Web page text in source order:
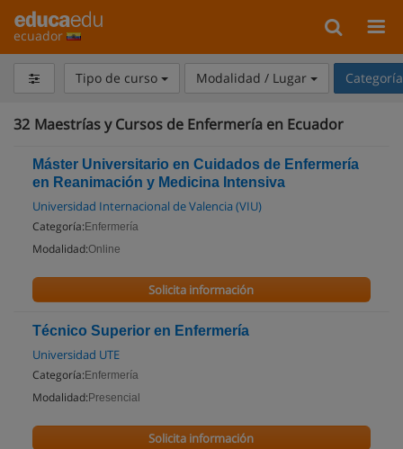
ecuador
Tipo de curso Modalidad / Lugar
32 Maestrías y Cursos de Enfermería en Ecuador
Máster Universitario en Cuidados de Enfermería
en Reanimación y Medicina Intensiva
Universidad Internacional de Valencia (VIU)
Categoría: Enfermería
Modalidad:Online
Solicita información
Técnico Superior en Enfermería
Universidad UTE
Categoría: Enfermería
Modalidad: Presencial
Solicita información